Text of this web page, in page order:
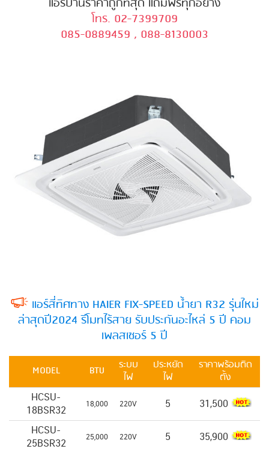
โทร. 02-7399709
085-0889459 , 088-8130003
แอร์สี่ทิศทาง HAIER FIX-SPEED น้ำยา R32 รุ่นใหม่
ล่าสุดปี2024 รีโมทไร้สาย รับประกันอะไหล่ 5 ปี คอม
เพลสเซอร์ 5 ปี
MODEL BTU
ระบบ
ไฟ
ประหยัด
ไฟ
ราคาพร้อมติด
ตั้ง
HCSU-
18BSR32
18,000 220V 5 31,500
HCSU-
25BSR32
25,000 220V 5 35,900